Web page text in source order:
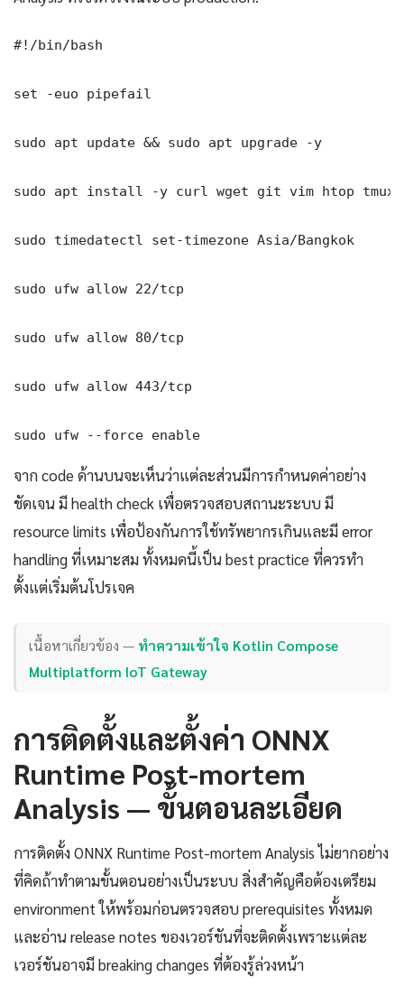
#!/bin/bash
set -euo pipefail
sudo apt update && sudo apt upgrade -y
sudo apt install -y curl wget git vim htop tmux
sudo timedatectl set-timezone Asia/Bangkok
sudo ufw allow 22/tcp
sudo ufw allow 80/tcp
sudo ufw allow 443/tcp
sudo ufw --force enable
จาก code ด้านบนจะเห็นว่าแต่ละส่วนมีการกำหนดค่าอย่าง
ชัดเจน มี health check เพื่อตรวจสอบสถานะระบบ มี
resource limits เพื่อป้องกันการใช้ทรัพยากรเกินและมี error
handling ที่เหมาะสม ทั้งหมดนี้เป็น best practice ที่ควรทำ
ตั้งแต่เริ่มต้นโปรเจค
เนื้อหาเกี่ยวข้อง — ทำความเข้าใจ Kotlin Compose
Multiplatform IoT Gateway
การติดตั้งและตั้งค่า ONNX
Runtime Post-mortem
Analysis — ขั้นตอนละเอียด
การติดตั้ง ONNX Runtime Post-mortem Analysis ไม่ยากอย่าง
ที่คิดถ้าทำตามขั้นตอนอย่างเป็นระบบ สิ่งสำคัญคือต้องเตรียม
environment ให้พร้อมก่อนตรวจสอบ prerequisites ทั้งหมด
และอ่าน release notes ของเวอร์ชันที่จะติดตั้งเพราะแต่ละ
เวอร์ชันอาจมี breaking changes ที่ต้องรู้ล่วงหน้า